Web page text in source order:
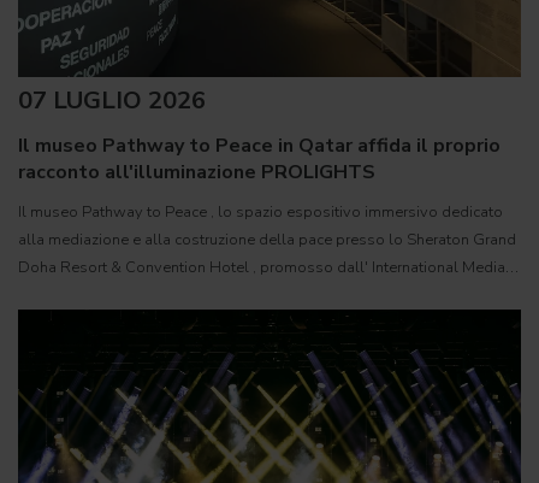
07 LUGLIO 2026
Il museo Pathway to Peace in Qatar affida il proprio
racconto all'illuminazione PROLIGHTS
Il museo Pathway to Peace , lo spazio espositivo immersivo dedicato
alla mediazione e alla costruzione della pace presso lo Sheraton Grand
Doha Resort & Convention Hotel , promosso dall' International Media